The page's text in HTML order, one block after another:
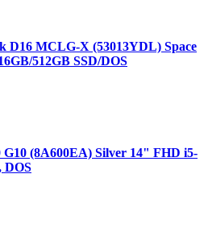
D16 MCLG-X (53013YDL) Space
512GB SSD/DOS
G10 (8A600EA) Silver 14" FHD i5-
DOS